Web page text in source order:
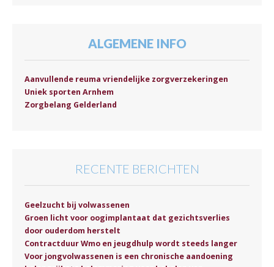
ALGEMENE INFO
Aanvullende reuma vriendelijke zorgverzekeringen
Uniek sporten Arnhem
Zorgbelang Gelderland
RECENTE BERICHTEN
Geelzucht bij volwassenen
Groen licht voor oogimplantaat dat gezichtsverlies
door ouderdom herstelt
Contractduur Wmo en jeugdhulp wordt steeds langer
Voor jongvolwassenen is een chronische aandoening